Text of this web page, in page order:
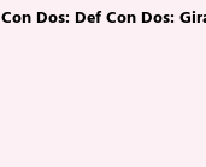
Dos: Def Con Dos: